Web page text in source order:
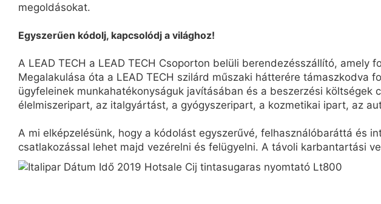
megoldásokat.
Egyszerűen kódolj, kapcsolódj a világhoz!
A LEAD TECH a LEAD TECH Csoporton belüli berendezésszállító,
Megalakulása óta a LEAD TECH szilárd műszaki hátterére
ügyfeleinek munkahatékonyságuk javításában és a beszerzési
élelmiszeripart, az italgyártást, a gyógyszeripart, a kozmetikai ipart, az
A mi elképzelésünk, hogy a kódolást egyszerűvé, felhasználóbaráttá és
csatlakozással lehet majd vezérelni és felügyelni. A távoli karbantartási